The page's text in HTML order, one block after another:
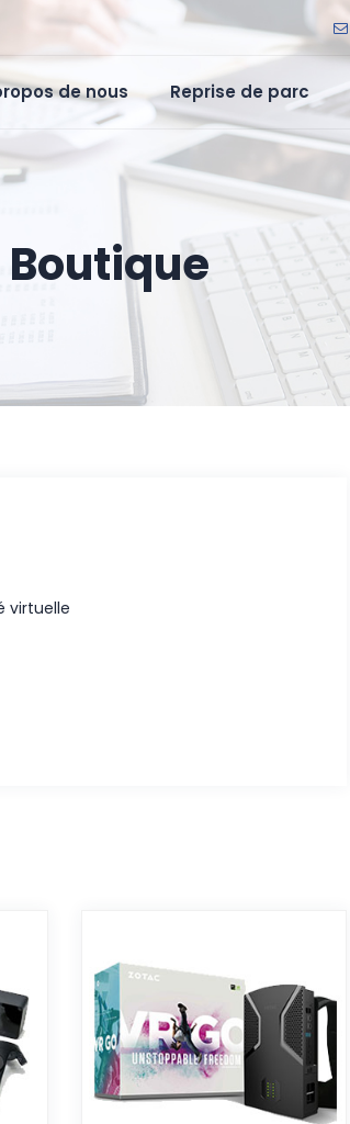
de nous Reprise de parc
Boutique
virtuelle